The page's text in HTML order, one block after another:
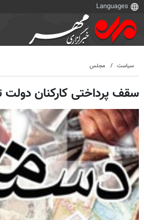
سیاست مجلس
سقف پرداختی کارکنان